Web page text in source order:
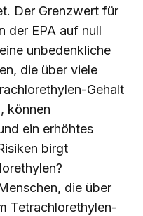
Der Grenzwert für
der EPA auf null
unbedenkliche
die über viele
Gehalt
können
ein erhöhtes
birgt
die über
Tetrachlorethylen-